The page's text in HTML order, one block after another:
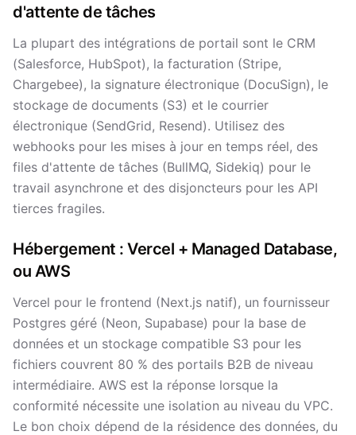
d'attente de tâches
La plupart des intégrations de portail sont le CRM
(Salesforce, HubSpot), la facturation (Stripe,
Chargebee), la signature électronique (DocuSign), le
stockage de documents (S3) et le courrier
électronique (SendGrid, Resend). Utilisez des
webhooks pour les mises à jour en temps réel, des
files d'attente de tâches (BullMQ, Sidekiq) pour le
travail asynchrone et des disjoncteurs pour les API
tierces fragiles.
Hébergement : Vercel + Managed Database,
ou AWS
Vercel pour le frontend (Next.js natif), un fournisseur
Postgres géré (Neon, Supabase) pour la base de
données et un stockage compatible S3 pour les
fichiers couvrent 80 % des portails B2B de niveau
intermédiaire. AWS est la réponse lorsque la
conformité nécessite une isolation au niveau du VPC.
Le bon choix dépend de la résidence des données, du